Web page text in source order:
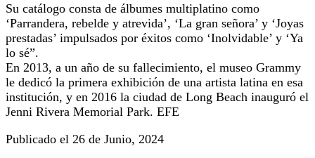
Su catálogo consta de álbumes multiplatino como
‘Parrandera, rebelde y atrevida’, ‘La gran señora’ y ‘Joyas
prestadas’ impulsados por éxitos como ‘Inolvidable’ y ‘Ya
lo sé”.
En 2013, a un año de su fallecimiento, el museo Grammy
le dedicó la primera exhibición de una artista latina en esa
institución, y en 2016 la ciudad de Long Beach inauguró el
Jenni Rivera Memorial Park. EFE
Publicado el 26 de Junio, 2024